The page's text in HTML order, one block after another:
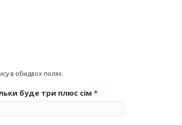
в обидвох полях.
буде три плюс сім*